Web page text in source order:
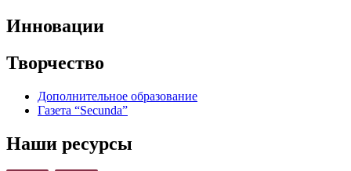
Инновации
Творчество
Дополнительное образование
Газета “Secunda”
Наши ресурсы